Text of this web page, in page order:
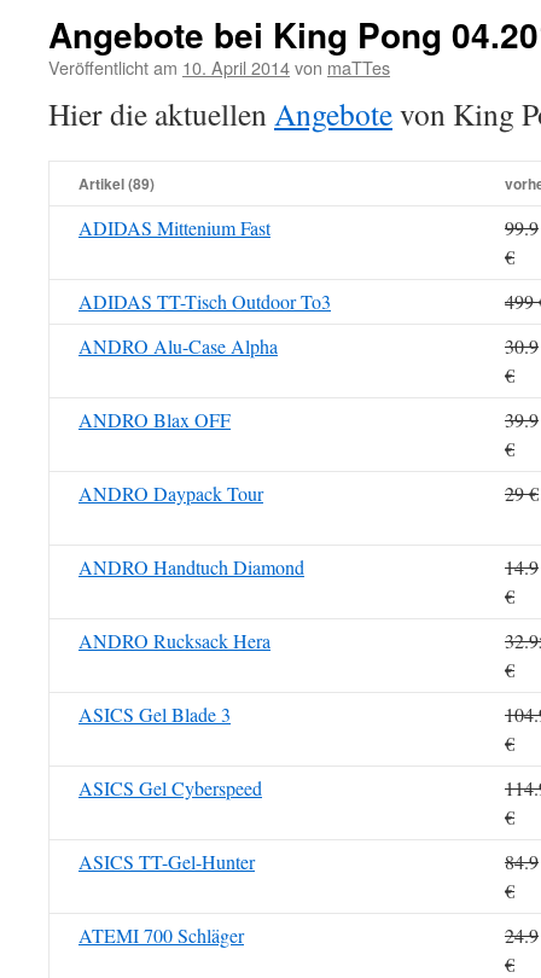
Angebote bei King Pong
Veröffentlicht am 10. April 2014von maTTes
Hier die aktuellenAngebotevon King
Artikel (89)
ADIDAS Mittenium Fast
99.9
€
ADIDAS TT-Tisch Outdoor To3
499
ANDRO Alu-Case Alpha
30.9
€
ANDRO Blax OFF
39.9
€
ANDRO Daypack Tour
29 €
ANDRO Handtuch Diamond
14.9
€
ANDRO Rucksack Hera
€
ASICS Gel Blade 3
€
ASICS Gel Cyberspeed
€
ASICS TT-Gel-Hunter
84.9
€
ATEMI 700 Schläger
24.9
€